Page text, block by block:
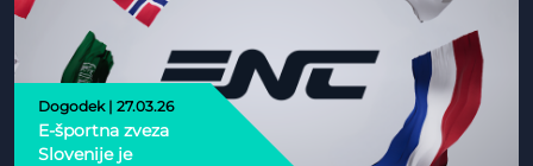
Dogodek | 27.03.26
E-športna zveza
Slovenije je